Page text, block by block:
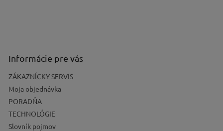
Informácie pre vás
ZÁKAZNÍCKY SERVIS
Moja objednávka
PORADŇA
TECHNOLÓGIE
Slovník pojmov